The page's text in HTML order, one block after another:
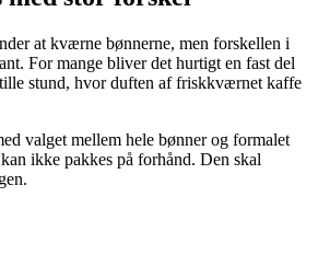
at kværne bønnerne, men forskellen i
For mange bliver det hurtigt en fast del
stund, hvor duften af friskkværnet kaffe
valget mellem hele bønner og formalet
ikke pakkes på forhånd. Den skal